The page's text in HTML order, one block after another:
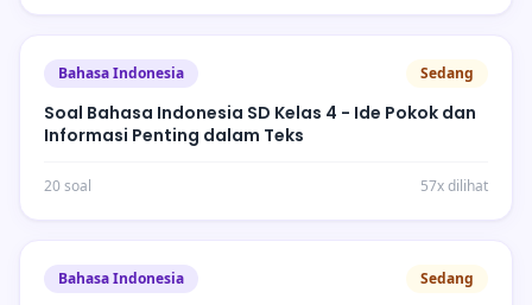
Bahasa Indonesia Sedang
Soal Bahasa Indonesia SD Kelas 4 - Ide Pokok dan
Informasi Penting dalam Teks
20 soal 57x dilihat
Bahasa Indonesia Sedang